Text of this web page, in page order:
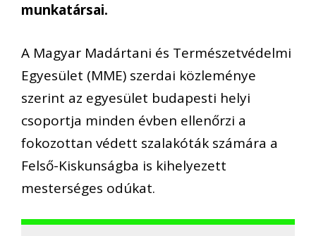
munkatársai.
A Magyar Madártani és Természetvédelmi
Egyesület (MME) szerdai közleménye
szerint az egyesület budapesti helyi
csoportja minden évben ellenőrzi a
fokozottan védett szalakóták számára a
Felső-Kiskunságba is kihelyezett
mesterséges odúkat.